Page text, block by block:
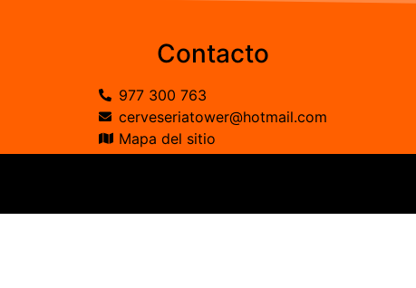
Contacto
977 300 763
cerveseriatower@hotmail.com
Mapa del sitio